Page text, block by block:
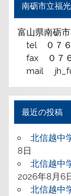
南砺市立福
富山県南砺
tel ０７６
fax ０７６
mail
最近の投稿
北信越中
8日
北信越中
2026年8月6
北信越中